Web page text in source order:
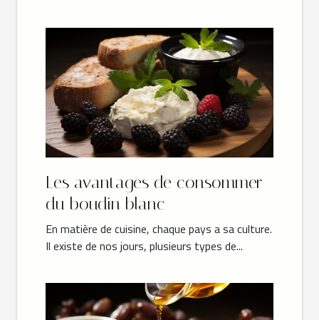
Les avantages de consommer
du boudin blanc
En matière de cuisine, chaque pays a sa culture.
Il existe de nos jours, plusieurs types de...